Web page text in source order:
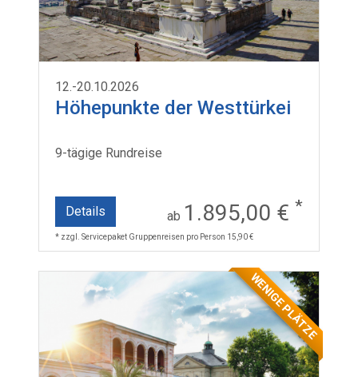
12.-20.10.2026
Höhepunkte der Westtürkei
9-tägige Rundreise
Details ab 1.895,00 € *
* zzgl. Servicepaket Gruppenreisen pro Person 15,90 €
WENIGE PLÄTZE